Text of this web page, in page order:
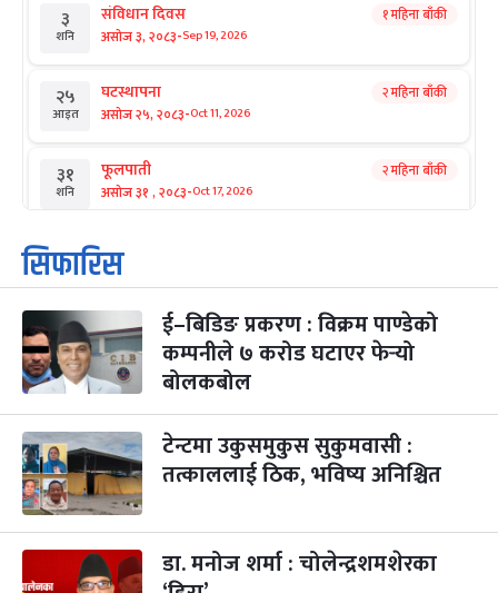
३
शनि
संविधान दिवस
असोज ३, २०८३-Sep 19, 2026
१ महिना बाँकी
२५
आइत
घटस्थापना
असोज २५, २०८३-Oct 11, 2026
२ महिना बाँकी
३१
शनि
फूलपाती
असोज ३१ , २०८३-Oct 17, 2026
२ महिना बाँकी
१
आइत
कार्तिक सङ्क्रान्ति
कार्तिक १, २०८३
३
मंगल
महानवमी
कार्तिक ३, २०८३-Oct 20, 2026
२ महिना बाँकी
४
५
बिहि
पापा‌ङ्कुशा एकादशी व्रत
कार्तिक ५, २०८३
२ महिना बाँकी
आइत
कुकुर तिहार
कार्तिक २२, २०८३-Nov 8, 2026
३ महिना बाँकी
सिफारिस
ई–बिडिङ प्रकरण : विक्रम पाण्डेको
कम्पनीले ७ करोड घटाएर फेर्‍यो
बोलकबोल
टेन्टमा उकुसमुकुस सुकुमवासी :
तत्काललाई ठिक, भविष्य अनिश्चित
डा. मनोज शर्मा : चोलेन्द्रशमशेरका